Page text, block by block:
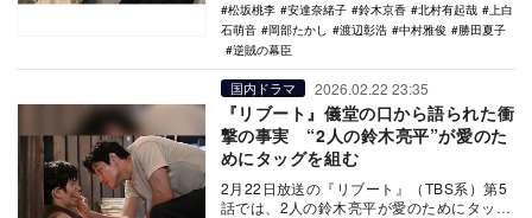
松坂桃李
安達奈緒子 鈴木京香 北村有起哉
上白
石萌音
岡部たかし 渡辺彰浩 中村雅俊
勝田夏子
逆賊の幕臣
国内ドラマ 2026.02.22 23:35
『リブート』儀堂の口から語られた衝
撃の事実 “2人の鈴木亮平”が愛のた
めにタッグを組む
2月22日放送の『リブート』（TBS系）第5
話では、2人の鈴木亮平が愛のためにタッグ